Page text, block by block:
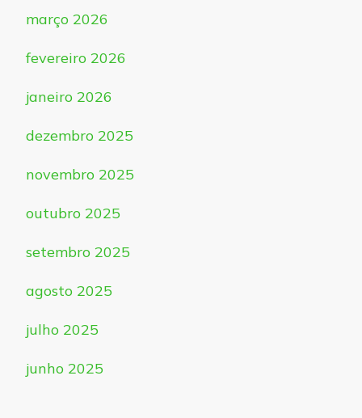
março 2026
fevereiro 2026
janeiro 2026
dezembro 2025
novembro 2025
outubro 2025
setembro 2025
agosto 2025
julho 2025
junho 2025